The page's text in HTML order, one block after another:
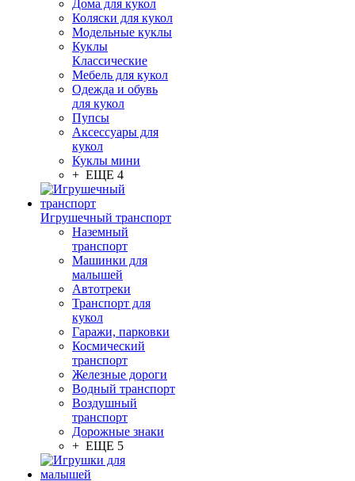
Дома для кукол
Коляски для кукол
Модельные куклы
Куклы
Классические
Мебель для кукол
Одежда и обувь
для кукол
Пупсы
Аксессуары для
кукол
Куклы мини
+ ЕЩЕ 4
Игрушечный транспорт
Наземный
транспорт
Машинки для
малышей
Автотреки
Транспорт для
кукол
Гаражи, парковки
Космический
транспорт
Железные дороги
Водный транспорт
Воздушный
транспорт
Дорожные знаки
+ ЕЩЕ 5